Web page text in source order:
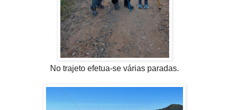
No trajeto efetua-se várias paradas.